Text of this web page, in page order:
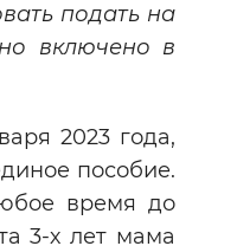
подать на
включено в
2023 года,
пособие.
время до
3-х лет мама